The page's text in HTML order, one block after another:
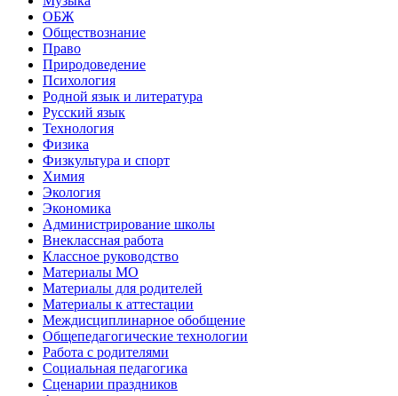
ОБЖ
Обществознание
Право
Природоведение
Психология
Родной язык и литература
Русский язык
Технология
Физика
Физкультура и спорт
Химия
Экология
Экономика
Администрирование школы
Внеклассная работа
Классное руководство
Материалы МО
Материалы для родителей
Материалы к аттестации
Междисциплинарное обобщение
Общепедагогические технологии
Работа с родителями
Социальная педагогика
Сценарии праздников